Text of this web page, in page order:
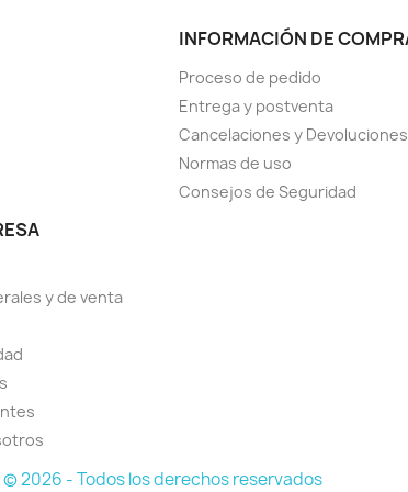
INFORMACIÓN DE
Proceso de pedido
Entrega y postventa
Cancelaciones y Devoluciones
Normas de uso
Consejos de Seguridad
y de venta
© 2026 - Todos los derechos reservados